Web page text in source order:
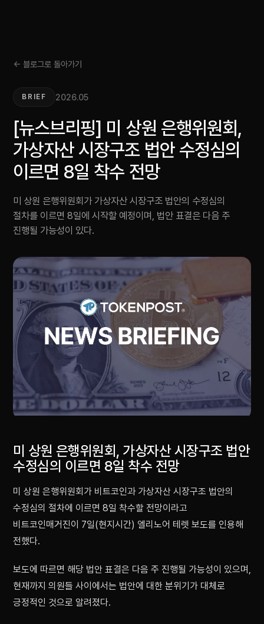
← 블로그로 돌아가기
BRIEF 2026.05
[뉴스브리핑] 미 상원 은행위원회,
가상자산 시장구조 법안 수정심의
이르면 8일 착수 전망
미 상원 은행위원회가 가상자산 시장구조 법안의 수정심의
절차를 이르면 8일에 시작할 예정이며, 법안 표결은 다음 주
진행될 가능성이 있다.
미 상원 은행위원회, 가상자산 시장구조 법안
수정심의 이르면 8일 착수 전망
미 상원 은행위원회가 비트코인과 가상자산 시장구조 법안의
수정심의 절차에 이르면 8일 착수할 전망이라고
비트코인매거진이 7일(현지시간) 엘리노어 테렛 보도를 인용해
전했다.
보도에 따르면 해당 법안 표결은 다음 주 진행될 가능성이 있으며,
현재까지 의원들 사이에서는 법안에 대한 분위기가 대체로
긍정적인 것으로 알려졌다.